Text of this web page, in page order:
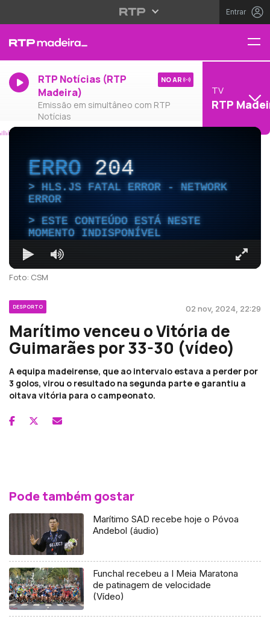
Entrar
RTP Notícias (RTP
Madeira)
Emissão em simultâneo com RTP
Notícias
NO AR
TV
RTP
ERRO204
HLS.JS FATAL ERROR - NETWORK
ERROR
ESTE CONTEÚDO ESTÁ NESTE
MOMENTO INDISPONÍVEL
Foto: CSM
DESPORTO 02 nov, 2024, 22:29
Marítimo venceu o Vitória de
Guimarães por 33-30 (vídeo)
A equipa madeirense, que ao intervalo estava a perder por
3 golos, virou o resultado na segunda parte e garantiu a
oitava vitória para o campeonato.
Pode também gostar
Marítimo SAD recebe hoje o Póvoa
Andebol (áudio)
Funchal recebeu a I Meia Maratona
de patinagem de velocidade
(Vídeo)